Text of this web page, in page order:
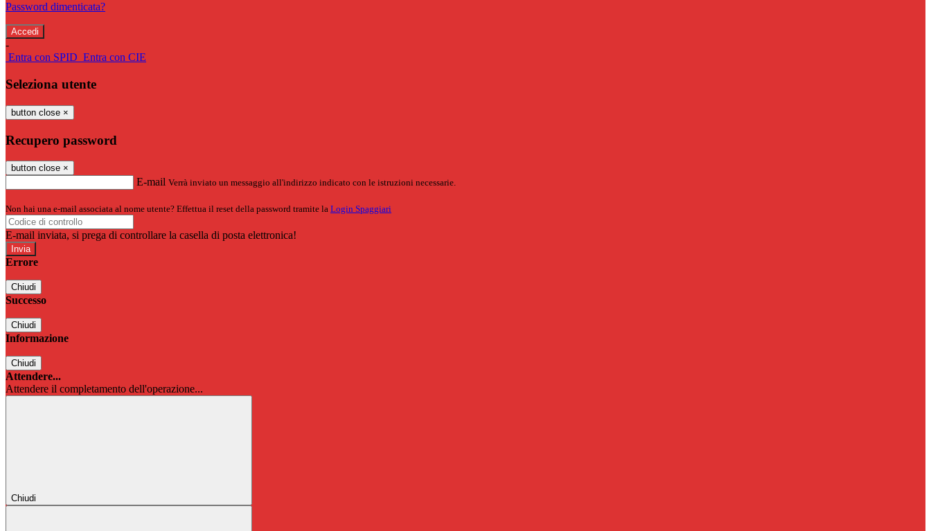
Password dimenticata?
-
Entra con SPID Entra con CIE
Seleziona utente
button close ×
Recupero password
button close ×
E-mail Verrà inviato un messaggio all'indirizzo indicato con le istruzioni necessarie.
Non hai una e-mail associata al nome utente? Effettua il reset della password tramite la Login Spaggiari
E-mail inviata, si prega di controllare la casella di posta elettronica!
Errore
Chiudi
Successo
Chiudi
Informazione
Chiudi
Attendere...
Attendere il completamento dell'operazione...
Chiudi